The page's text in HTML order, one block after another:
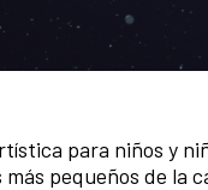
para niños y
pequeños de la